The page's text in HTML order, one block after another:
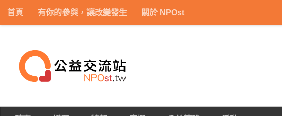
Skip to content
首頁 有你的參與，讓改變發生 關於 NPOst